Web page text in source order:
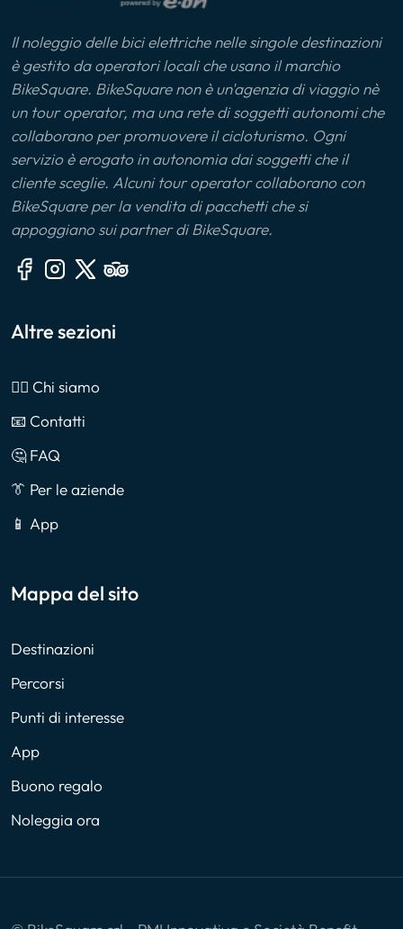
Il noleggio delle bici elettriche nelle singole destinazioni
è gestito da operatori locali che usano il marchio
BikeSquare. BikeSquare non è un'agenzia di viaggio nè
un tour operator, ma una rete di soggetti autonomi che
collaborano per promuovere il cicloturismo. Ogni
servizio è erogato in autonomia dai soggetti che il
cliente sceglie. Alcuni tour operator collaborano con
BikeSquare per la vendita di pacchetti che si
appoggiano sui partner di BikeSquare.
Altre sezioni
🙎‍♂️ Chi siamo
📧 Contatti
🤔 FAQ
👔 Per le aziende
📱 App
Mappa del sito
Destinazioni
Percorsi
Punti di interesse
App
Buono regalo
Noleggia ora